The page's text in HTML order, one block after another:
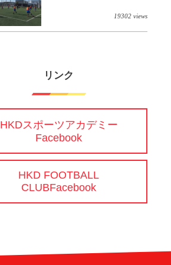
19302 views
リンク
HKDスポーツアカデミー
Facebook
HKD FOOTBALL
CLUBFacebook